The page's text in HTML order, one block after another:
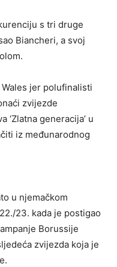
s tri druge
Biancheri, a svoj
jer polufinalisti
zvijezde
‘Zlatna generacija’ u
iz međunarodnog
u njemačkom
23. kada je postigao
Borussije
zvijezda koja je